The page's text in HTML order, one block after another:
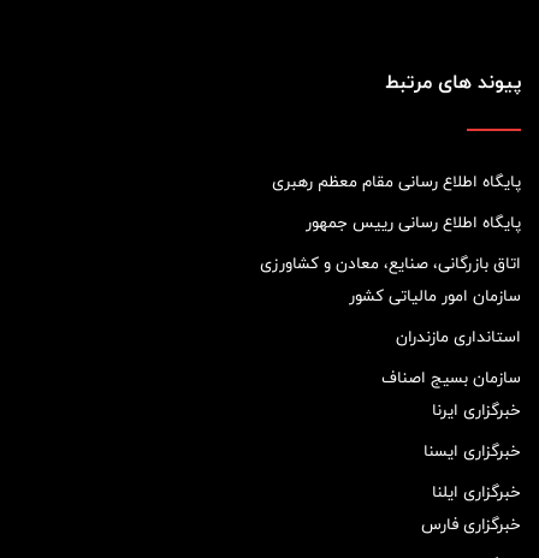
پیوند های مرتبط
پایگاه اطلاع رسانی مقام معظم رهبری
پایگاه اطلاع رسانی رییس جمهور
اتاق بازرگانی، صنایع، معادن و کشاورزی
سازمان امور مالیاتی کشور
استانداری مازندران
سازمان بسیج اصناف
خبرگزاری ایرنا
خبرگزاری ایسنا
خبرگزاری ایلنا
خبرگزاری فارس